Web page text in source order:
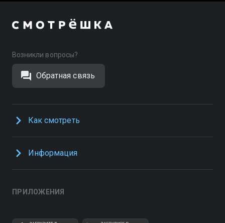
Возникли вопросы?
Обратная связь
Как смотреть
Информация
ПРИЛОЖЕНИЯ